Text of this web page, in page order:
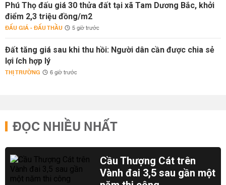
Phú Thọ đấu giá 30 thửa đất tại xã Tam Dương Bắc, khởi
điểm 2,3 triệu đồng/m2
ĐẤU GIÁ - ĐẤU THẦU 5 giờ trước
Đất tăng giá sau khi thu hồi: Người dân cần được chia sẻ
lợi ích hợp lý
THỊ TRƯỜNG 6 giờ trước
ĐỌC NHIỀU NHẤT
Cầu Thượng Cát trên
Vành đai 3,5 sau gần một